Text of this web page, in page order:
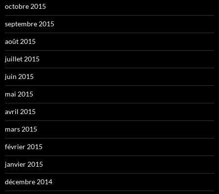
octobre 2015
septembre 2015
août 2015
juillet 2015
juin 2015
mai 2015
avril 2015
mars 2015
février 2015
janvier 2015
décembre 2014